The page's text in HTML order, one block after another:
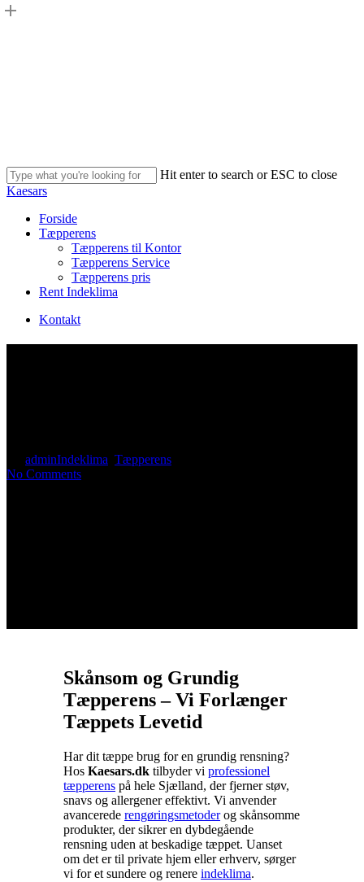
Skip
Hit enter to search or ESC to close
Close
Kaesars
Menu
Forside
Tæpperens
Tæpperens til Kontor
Tæpperens Service
Tæpperens pris
Rent Indeklima
Kontakt
adminIndeklima Tæpperens
No Comments
Skånsom og Grundig
Tæpperens – Vi Forlænger
Tæppets Levetid
Har dit tæppe brug for en grundig rensning?
HosKaesars.dk tilbyder viprofessionel
tæpperens på hele Sjælland, der fjerner støv,
snavs og allergener effektivt. Vi anvender
avancerederengøringsmetoderog skånsomme
produkter, der sikrer en dybdegående
rensning uden at beskadige tæppet. Uanset
om det er til private hjem eller erhverv, sørger
vi for et sundere og renereindeklima.